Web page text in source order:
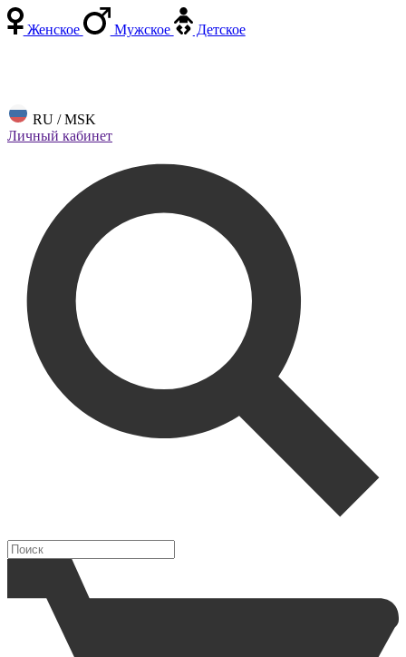
Женское Мужское Детское
RU / MSK
Личный кабинет